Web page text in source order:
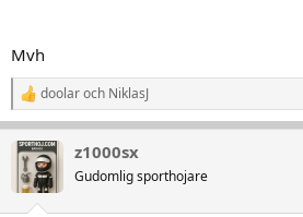
Mvh
R
e
k
t
doolaroch NiklasJ
z1000sx
Gudomlig sporthojare